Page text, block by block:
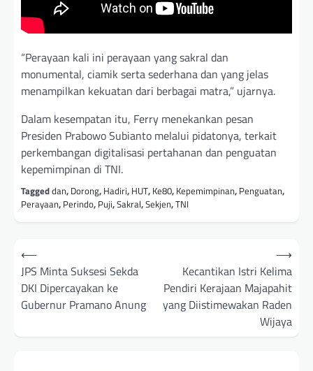
“Perayaan kali ini perayaan yang sakral dan
monumental, ciamik serta sederhana dan yang jelas
menampilkan kekuatan dari berbagai matra,” ujarnya.
Dalam kesempatan itu, Ferry menekankan pesan
Presiden Prabowo Subianto melalui pidatonya, terkait
perkembangan digitalisasi pertahanan dan penguatan
kepemimpinan di TNI.
Taggeddan, Dorong, Hadiri, HUT, Ke80, Kepemimpinan, Penguatan,
Perayaan, Perindo, Puji,Sakral,Sekjen,TNI
Navigasi
pos
⟵
JPS Minta Suksesi Sekda
DKI Dipercayakan ke
Gubernur Pramano Anung
Kecantikan Istri Kelima
Pendiri Kerajaan Majapahit
yang Diistimewakan Raden
Wijaya
⟶